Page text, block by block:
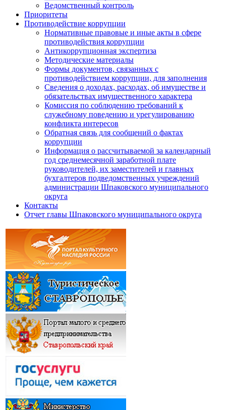
Ведомственный контроль
Приоритеты
Противодействие коррупции
Нормативные правовые и иные акты в сфере
противодействия коррупции
Антикоррупционная экспертиза
Методические материалы
Формы документов, связанных с
противодействием коррупции, для заполнения
Сведения о доходах, расходах, об имуществе и
обязательствах имущественного характера
Комиссия по соблюдению требований к
служебному поведению и урегулированию
конфликта интересов
Обратная связь для сообщений о фактах
коррупции
Информация о рассчитываемой за календарный
год среднемесячной заработной плате
руководителей, их заместителей и главных
бухгалтеров подведомственных учреждений
администрации Шпаковского муниципального
округа
Контакты
Отчет главы Шпаковского муниципального округа